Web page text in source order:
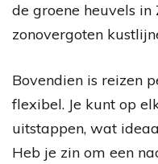
de groene heuvels
zonovergoten
Bovendien is reizen
flexibel. Je kunt op
uitstappen, wat
Heb je zin om een